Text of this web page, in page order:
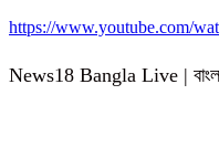
https://www.youtube.com/
News18 Bangla Live |